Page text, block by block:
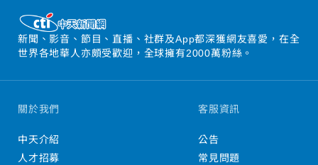
新聞、影音、節目、直播、社群及App都深獲網友喜愛，在全
世界各地華人亦頗受歡迎，全球擁有2000萬粉絲。
關於我們
中天介紹
人才招募
客服資訊
公告
常見問題